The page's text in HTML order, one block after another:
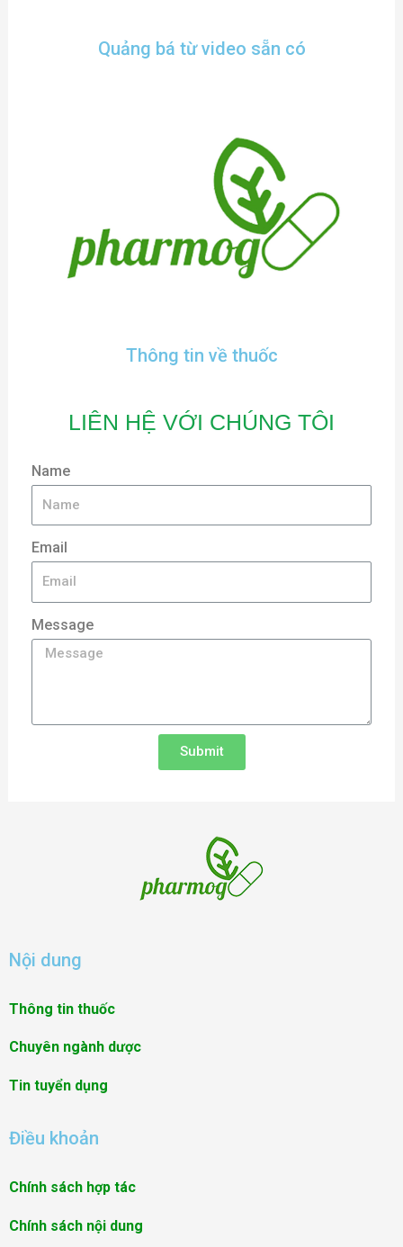
Quảng bá từ video sẵn có
Thông tin về thuốc
LIÊN HỆ VỚI CHÚNG TÔI
Name
Email
Message
Submit
Nội dung
Thông tin thuốc
Chuyên ngành dược
Tin tuyển dụng
Điều khoản
Chính sách hợp tác
Chính sách nội dung